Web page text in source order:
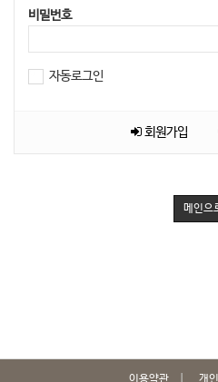
비밀번호
자동로그인
회원가입
메인으
이용약관 개